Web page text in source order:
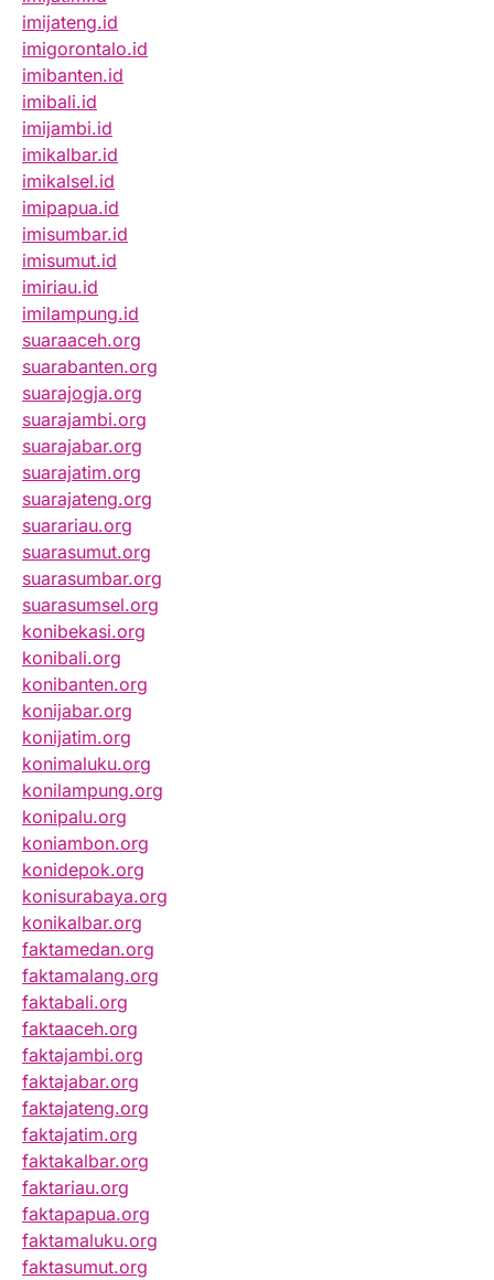
imijateng.id
imigorontalo.id
imibanten.id
imibali.id
imijambi.id
imikalbar.id
imikalsel.id
imipapua.id
imisumbar.id
imisumut.id
imiriau.id
imilampung.id
suaraaceh.org
suarabanten.org
suarajogja.org
suarajambi.org
suarajabar.org
suarajatim.org
suarajateng.org
suarariau.org
suarasumut.org
suarasumbar.org
suarasumsel.org
konibekasi.org
konibali.org
konibanten.org
konijabar.org
konijatim.org
konimaluku.org
konilampung.org
konipalu.org
koniambon.org
konidepok.org
konisurabaya.org
konikalbar.org
faktamedan.org
faktamalang.org
faktabali.org
faktaaceh.org
faktajambi.org
faktajabar.org
faktajateng.org
faktajatim.org
faktakalbar.org
faktariau.org
faktapapua.org
faktamaluku.org
faktasumut.org